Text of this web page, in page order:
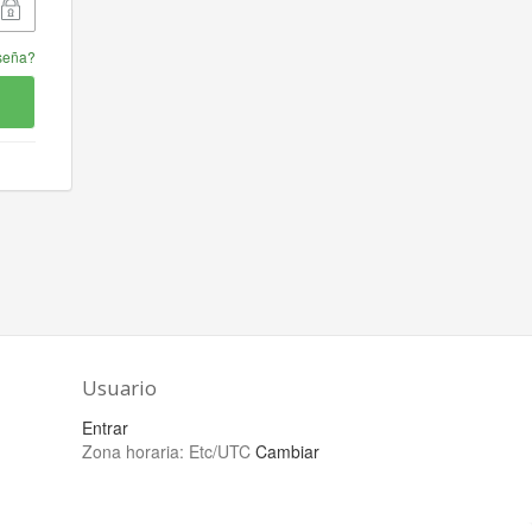
Usuario
Entrar
Zona horaria: Etc/UTC Cambiar